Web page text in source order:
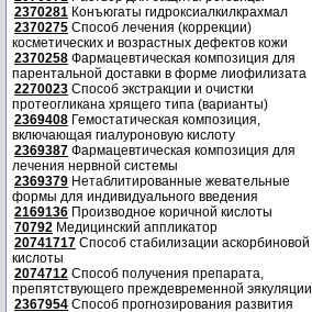
2370281 Конъюгаты гидроксиалкилкрахмал
2370275 Способ лечения (коррекции)
косметических и возрастных дефектов кожи
2370258 Фармацевтическая композиция для
парентальной доставки в форме лиофилизата
2270023 Способ экстракции и очистки
протеогликана хрящего типа (варианты)
2369408 Гемостатическая композиция,
включающая гиалуроновую кислоту
2369387 Фармацевтическая композиция для
лечения нервной системы
2369379 Нетаблитированные жевательные
формы для индивидуального введения
2169136 Производное коричной кислоты
70792 Медицинский аппликатор
20741717 Способ стабилизации аскорбиновой
кислоты
2074712 Способ получения препарата,
препятствующего преждевременной эякуляции
2367954 Способ прогнозирования развития